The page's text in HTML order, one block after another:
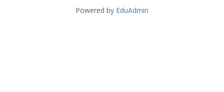
Powered by EduAdmin